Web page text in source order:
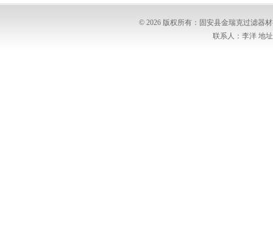
© 2026 版权所有：固安县金瑞克过滤器
联系人：李洋 地